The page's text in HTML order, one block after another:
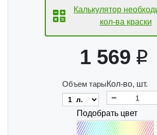
Калькулятор
кол-ва краски
1 569
Объем тарыКол-во, шт.
Подобрать цвет